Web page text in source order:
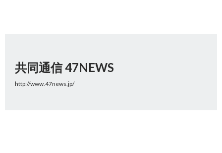
共同通信 47NEWS
http://www.47news.jp/